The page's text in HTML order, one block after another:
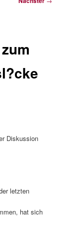
Diskussion
letzten
hat sich